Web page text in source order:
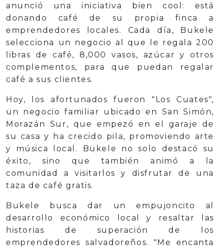
anunció una iniciativa bien cool: está
donando café de su propia finca a
emprendedores locales. Cada día, Bukele
selecciona un negocio al que le regala 200
libras de café, 8,000 vasos, azúcar y otros
complementos, para que puedan regalar
café a sus clientes.
Hoy, los afortunados fueron "Los Cuates",
un negocio familiar ubicado en San Simón,
Morazán Sur, que empezó en el garaje de
su casa y ha crecido pila, promoviendo arte
y música local. Bukele no solo destacó su
éxito, sino que también animó a la
comunidad a visitarlos y disfrutar de una
taza de café gratis.
Bukele busca dar un empujoncito al
desarrollo económico local y resaltar las
historias de superación de los
emprendedores salvadoreños. "Me encanta